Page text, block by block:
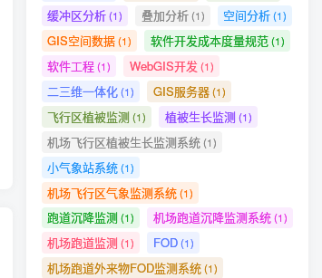
缓冲区分析(1) 叠加分析(1) 空间分析(1)
GIS空间数据(1) 软件开发成本度量规范(1)
软件工程(1) WebGIS开发(1)
二三维一体化(1) GIS服务器(1)
飞行区植被监测 (1) 植被生长监测 (1)
机场飞行区植被生长监测系统(1)
小气象站系统(1)
机场飞行区气象监测系统(1)
跑道沉降监测(1) 机场跑道沉降监测系统(1)
机场跑道监测 (1) FOD(1)
机场跑道外来物FOD监测系统(1)